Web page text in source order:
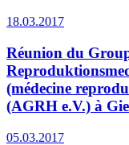
18.03.2017
Réunion du
(médecine
(AGRH e.V.) à
05.03.2017